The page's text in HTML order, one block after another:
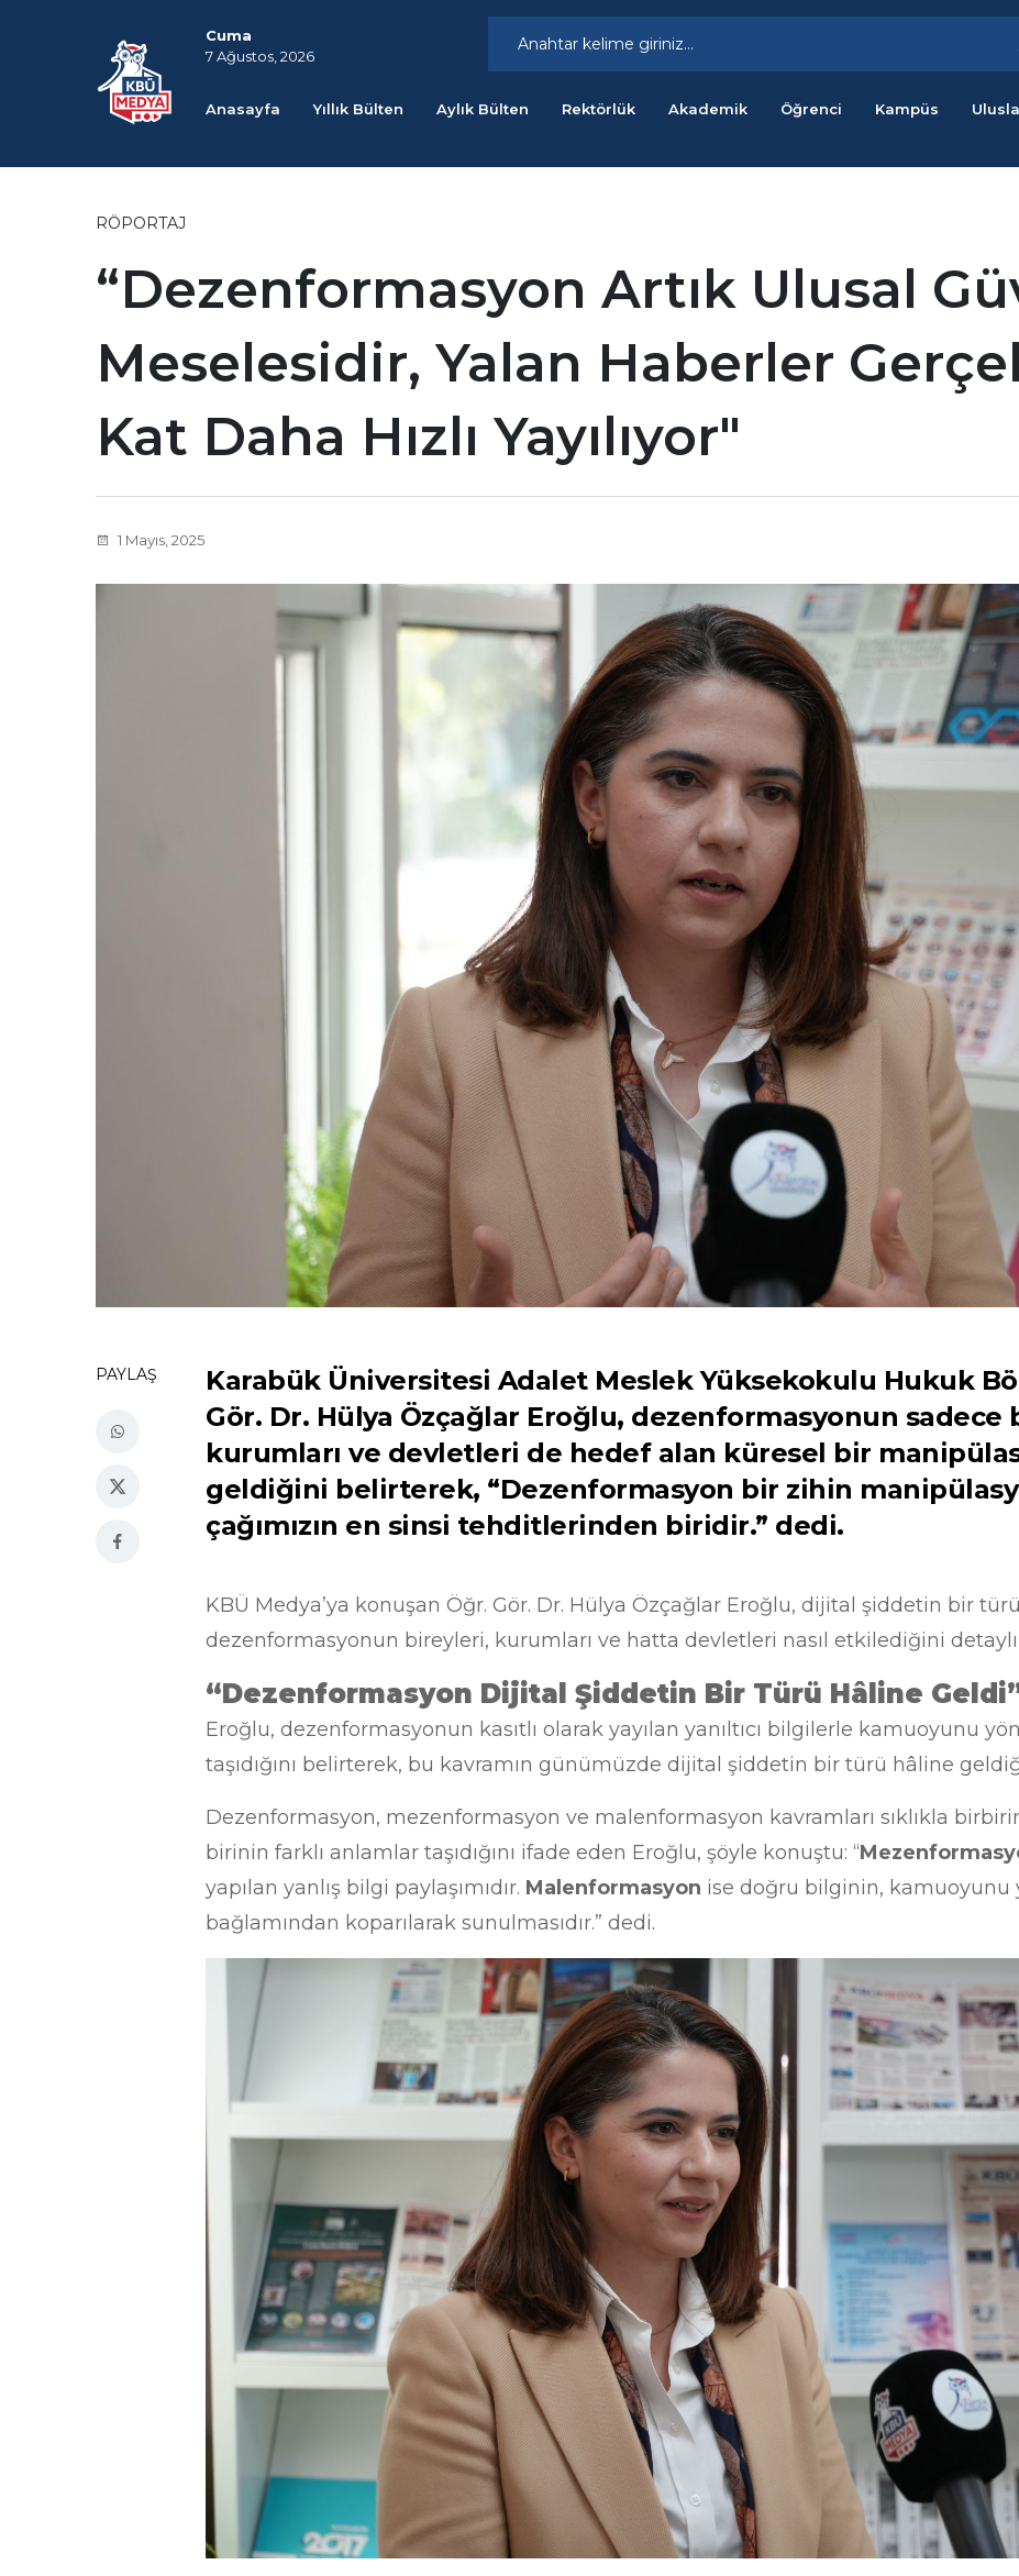
Cuma
7 Ağustos, 2026
Anasayfa Yıllık Bülten Aylık Bülten Rektörlük Akademik Öğrenci Kampüs
RÖPORTAJ
“Dezenformasyon Artık Ulusal
Meselesidir, Yalan Haberler
Kat Daha Hızlı Yayılıyor"
1 Mayıs, 2025
PAYLAŞ
Karabük Üniversitesi Adalet Meslek Yüksekokulu Hukuk
Gör. Dr. Hülya Özçağlar Eroğlu, dezenformasyonun
kurumları ve devletleri de hedef alan küresel bir
geldiğini belirterek, “Dezenformasyon bir zihin
çağımızın en sinsi tehditlerinden biridir.” dedi.
KBÜ Medya’ya konuşan Öğr. Gör. Dr. Hülya Özçağlar Eroğlu, dijital şiddetin bir
dezenformasyonun bireyleri, kurumları ve hatta devletleri nasıl etkilediğini
“Dezenformasyon Dijital Şiddetin Bir Türü Hâline
Eroğlu, dezenformasyonun kasıtlı olarak yayılan yanıltıcı bilgilerle kamuoyunu
taşıdığını belirterek, bu kavramın günümüzde dijital şiddetin bir türü hâline
Dezenformasyon, mezenformasyon ve malenformasyon kavramları sıklıkla
birinin farklı anlamlar taşıdığını ifade eden Eroğlu, şöyle konuştu: “
yapılan yanlış bilgi paylaşımıdır. Malenformasyon ise doğru bilginin, kamuoyunu
bağlamından koparılarak sunulmasıdır.” dedi.